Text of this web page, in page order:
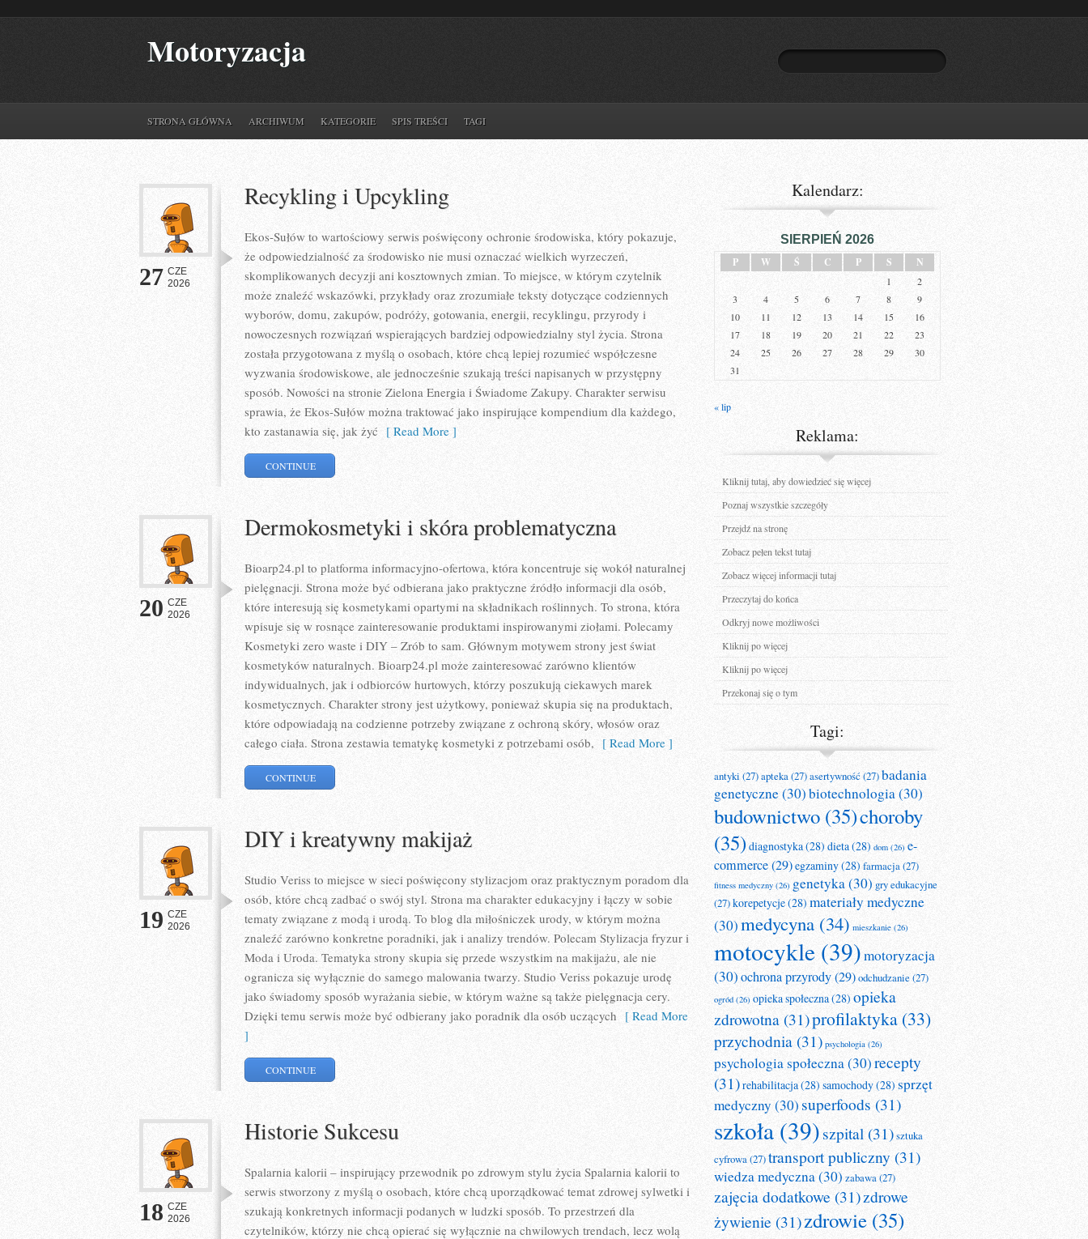
Motoryzacja
STRONA GŁÓWNA ARCHIWUM KATEGORIE SPIS TREŚCI TAGI
27 CZE
2026
Recykling i Upcykling
Ekos-Sułów to wartościowy serwis poświęcony ochronie środowiska, który pokazuje,
że odpowiedzialność za środowisko nie musi oznaczać wielkich wyrzeczeń,
skomplikowanych decyzji ani kosztownych zmian. To miejsce, w którym czytelnik
może znaleźć wskazówki, przykłady oraz zrozumiałe teksty dotyczące codziennych
wyborów, domu, zakupów, podróży, gotowania, energii, recyklingu, przyrody i
nowoczesnych rozwiązań wspierających bardziej odpowiedzialny styl życia. Strona
została przygotowana z myślą o osobach, które chcą lepiej rozumieć współczesne
wyzwania środowiskowe, ale jednocześnie szukają treści napisanych w przystępny
sposób. Nowości na stronie Zielona Energia i Świadome Zakupy. Charakter serwisu
sprawia, że Ekos-Sułów można traktować jako inspirujące kompendium dla każdego,
kto zastanawia się, jak żyć [ Read More ]
CONTINUE
20 CZE
2026
Dermokosmetyki i skóra problematyczna
Bioarp24.pl to platforma informacyjno-ofertowa, która koncentruje się wokół naturalnej
pielęgnacji. Strona może być odbierana jako praktyczne źródło informacji dla osób,
które interesują się kosmetykami opartymi na składnikach roślinnych. To strona, która
wpisuje się w rosnące zainteresowanie produktami inspirowanymi ziołami. Polecamy
Kosmetyki zero waste i DIY – Zrób to sam. Głównym motywem strony jest świat
kosmetyków naturalnych. Bioarp24.pl może zainteresować zarówno klientów
indywidualnych, jak i odbiorców hurtowych, którzy poszukują ciekawych marek
kosmetycznych. Charakter strony jest użytkowy, ponieważ skupia się na produktach,
które odpowiadają na codzienne potrzeby związane z ochroną skóry, włosów oraz
całego ciała. Strona zestawia tematykę kosmetyki z potrzebami osób, [ Read More ]
CONTINUE
19 CZE
2026
DIY i kreatywny makijaż
Studio Veriss to miejsce w sieci poświęcony stylizacjom oraz praktycznym poradom dla
osób, które chcą zadbać o swój styl. Strona ma charakter edukacyjny i łączy w sobie
tematy związane z modą i urodą. To blog dla miłośniczek urody, w którym można
znaleźć zarówno konkretne poradniki, jak i analizy trendów. Polecam Stylizacja fryzur i
Moda i Uroda. Tematyka strony skupia się przede wszystkim na makijażu, ale nie
ogranicza się wyłącznie do samego malowania twarzy. Studio Veriss pokazuje urodę
jako świadomy sposób wyrażania siebie, w którym ważne są także pielęgnacja cery.
Dzięki temu serwis może być odbierany jako poradnik dla osób uczących [ Read More
]
CONTINUE
18 CZE
2026
Historie Sukcesu
Spalarnia kalorii – inspirujący przewodnik po zdrowym stylu życia Spalarnia kalorii to
serwis stworzony z myślą o osobach, które chcą uporządkować temat zdrowej sylwetki i
szukają konkretnych informacji podanych w ludzki sposób. To przestrzeń dla
czytelników, którzy nie chcą opierać się wyłącznie na chwilowych trendach, lecz wolą
Kalendarz:
SIERPIEŃ 2026
P
W Ś C P S N
1
2
3
4 5 6 7 8
9
10
11 12 13 14 15
16
17
18 19 20 21 22
23
24
25 26 27 28 29
30
31
« lip
Reklama:
Kliknij tutaj, aby dowiedzieć się więcej
Poznaj wszystkie szczegóły
Przejdź na stronę
Zobacz pełen tekst tutaj
Zobacz więcej informacji tutaj
Przeczytaj do końca
Odkryj nowe możliwości
Kliknij po więcej
Kliknij po więcej
Przekonaj się o tym
Tagi:
antyki(27)apteka(27)asertywność(27)badania
genetyczne(30)biotechnologia(30)
budownictwo (35)choroby
(35) diagnostyka(28) dieta(28) dom (26) e-
commerce(29)egzaminy(28) farmacja(27)
fitness medyczny (26) genetyka(30) gry edukacyjne
(27)korepetycje(28) materiały medyczne
(30)medycyna (34) mieszkanie (26)
motocykle (39)motoryzacja
(30)ochrona przyrody(29)odchudzanie(27)
ogród (26) opieka społeczna(28) opieka
zdrowotna (31)profilaktyka (33)
przychodnia (31) psychologia (26)
psychologia społeczna(30)recepty
(31)rehabilitacja(28) samochody(28) sprzęt
medyczny (30) superfoods (31)
szkoła (39)szpital (31)sztuka
cyfrowa(27)transport publiczny (31)
wiedza medyczna(30) zabawa(27)
zajęcia dodatkowe (31)zdrowe
żywienie (31)zdrowie (35)